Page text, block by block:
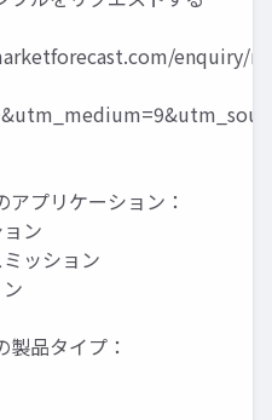
enquiry/
プリケーション：
ン
ッション
品タイプ：